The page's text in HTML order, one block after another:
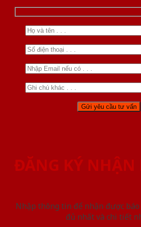
ĐĂNG KÝ NHẬN
Nhập thông tin để nhận được
đủ nhất và chi tiết